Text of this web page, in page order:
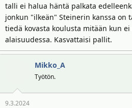
talli ei halua häntä palkata
jonkun "ilkeän" Steinerin kanssa on
tiedä kovasta koulusta mitään kun
alaisuudessa. Kasvattaisi pallit.
Mikko_A
Työtön.
9.3.2024